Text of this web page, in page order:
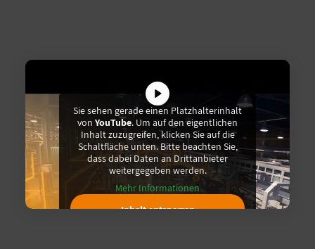
Sie sehen gerade einen Platzhalterinhalt
von YouTube. Um auf den eigentlichen
Inhalt zuzugreifen, klicken Sie auf die
Schaltfläche unten. Bitte beachten Sie,
dass dabei Daten an Drittanbieter
weitergegeben werden.
Mehr Informationen
Inhalt entsperren